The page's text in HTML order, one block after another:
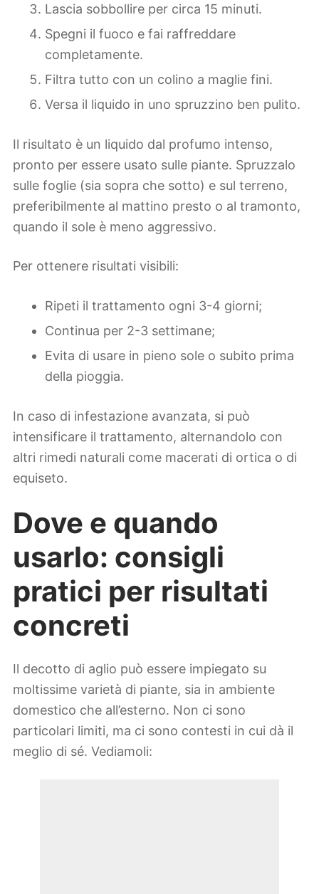
Lascia sobbollire per circa 15 minuti.
Spegni il fuoco e fai raffreddare
completamente.
Filtra tutto con un colino a maglie fini.
Versa il liquido in uno spruzzino ben pulito.
Il risultato è un liquido dal profumo intenso,
pronto per essere usato sulle piante. Spruzzalo
sulle foglie (sia sopra che sotto) e sul terreno,
preferibilmente al mattino presto o al tramonto,
quando il sole è meno aggressivo.
Per ottenere risultati visibili:
Ripeti il trattamento ogni 3-4 giorni;
Continua per 2-3 settimane;
Evita di usare in pieno sole o subito prima
della pioggia.
In caso di infestazione avanzata, si può
intensificare il trattamento, alternandolo con
altri rimedi naturali come macerati di ortica o di
equiseto.
Dove e quando
usarlo: consigli
pratici per risultati
concreti
Il decotto di aglio può essere impiegato su
moltissime varietà di piante, sia in ambiente
domestico che all’esterno. Non ci sono
particolari limiti, ma ci sono contesti in cui dà il
meglio di sé. Vediamoli: